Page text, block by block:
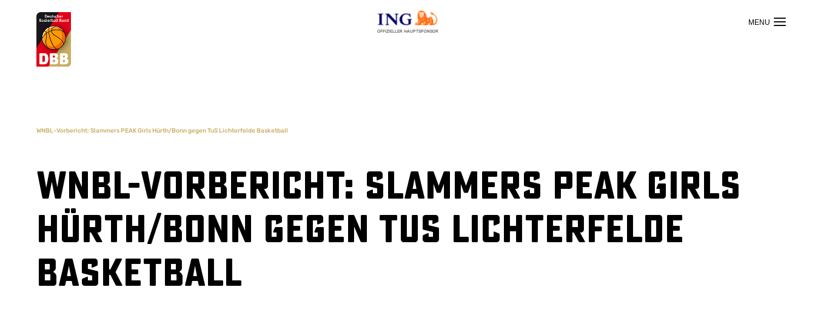
OFFIZIELLER HAUPTSPONSOR
Suchvorschläge
WNBL-Vorbericht: Slammers PEAK Girls Hürth/Bonn gegen TuS Lichterfelde Basketball
WNBL-Vorbericht: Slammers PEAK Girls
Hürth/Bonn gegen TuS Lichterfelde
Basketball